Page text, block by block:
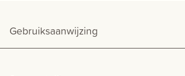
Gebruiksaanwijzing